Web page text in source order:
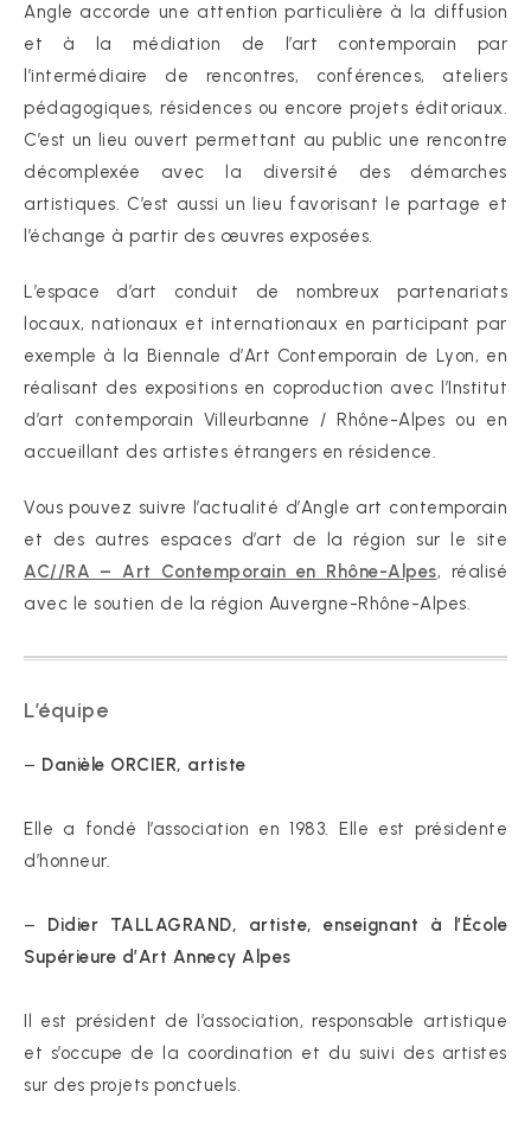
Angle accorde une attention particulière à la diffusion
et à la médiation de l’art contemporain par
l’intermédiaire de rencontres, conférences, ateliers
pédagogiques, résidences ou encore projets éditoriaux.
C’est un lieu ouvert permettant au public une rencontre
décomplexée avec la diversité des démarches
artistiques. C’est aussi un lieu favorisant le partage et
l’échange à partir des œuvres exposées.
L’espace d’art conduit de nombreux partenariats
locaux, nationaux et internationaux en participant par
exemple à la Biennale d’Art Contemporain de Lyon, en
réalisant des expositions en coproduction avec l’Institut
d’art contemporain Villeurbanne / Rhône-Alpes ou en
accueillant des artistes étrangers en résidence.
Vous pouvez suivre l’actualité d’Angle art contemporain
et des autres espaces d’art de la région sur le site
AC//RA – Art Contemporain en Rhône-Alpes, réalisé
avec le soutien de la région Auvergne-Rhône-Alpes.
L’équipe
– Danièle ORCIER, artiste
Elle a fondé l’association en 1983. Elle est présidente
d’honneur.
– Didier TALLAGRAND, artiste, enseignant à l’École
Supérieure d’Art Annecy Alpes
Il est président de l’association, responsable artistique
et s’occupe de la coordination et du suivi des artistes
sur des projets ponctuels.